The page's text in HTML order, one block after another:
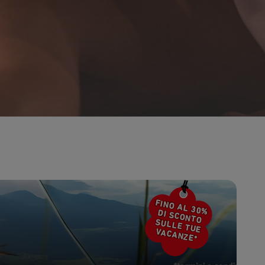
19 11 12 13 14 15 16
25 27 28
FINO AL 30%
DI SCONTO
SULLE TUE
VACANZE*